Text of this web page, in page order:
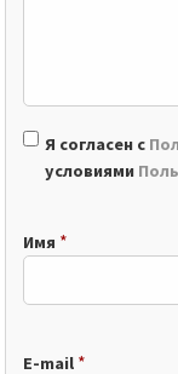
Я согласен с
условиями
Имя *
E-mail *